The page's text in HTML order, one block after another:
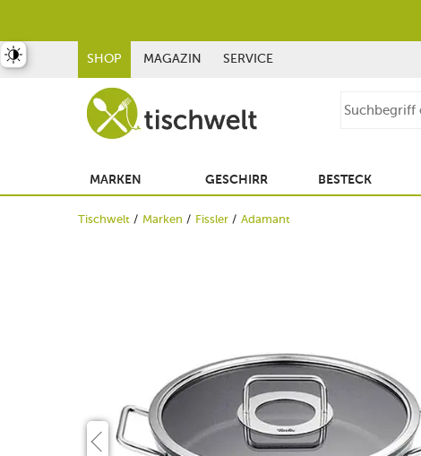
SHOP MAGAZIN SERVICE
MARKEN GESCHIRR BESTECK
Tischwelt Marken Fissler Adamant
umschalten